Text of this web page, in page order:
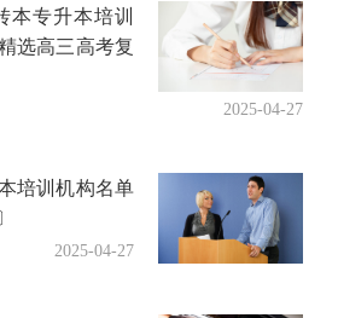
本专升本培训
选高三高考复
2025-04-27
培训机构名单
2025-04-27